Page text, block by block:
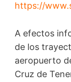
https://
A efectos
de los
aeropuerto
Cruz de